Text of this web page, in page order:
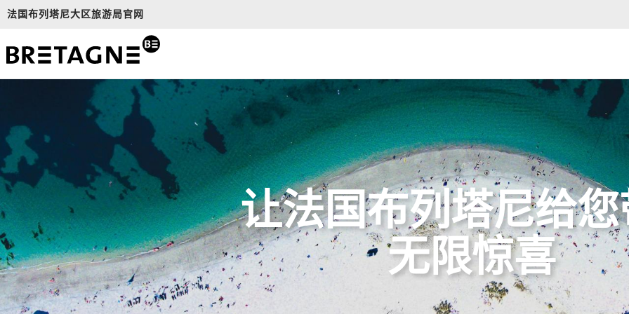
Aller
principal
法国布列塔尼大区旅游局官网
让法国布列塔尼给
无限惊喜